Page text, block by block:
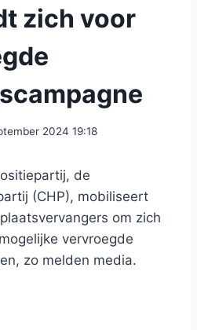
zich voor
2024 19:18
de
(CHP), mobiliseert
om zich
vervroegde
zo melden media.